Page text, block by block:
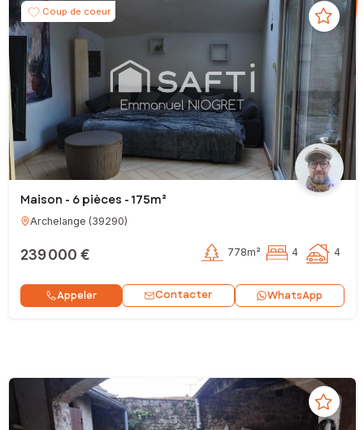
Coup de coeur
Maison - 6 pièces - 175m²
Archelange (39290)
239 000 € 778m² 4 4
Appeler Contacter WhatsApp